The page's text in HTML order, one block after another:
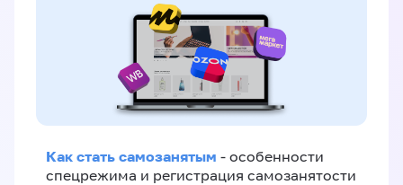
Как стать самозанятым - особенности
спецрежима и регистрация самозанятости